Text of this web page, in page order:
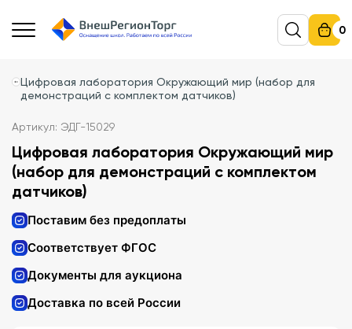
0
Цифровая лаборатория Окружающий мир (набор для
демонстраций с комплектом датчиков)
Артикул: ЭДГ-15029
Цифровая лаборатория Окружающий мир
(набор для демонстраций с комплектом
датчиков)
Поставим без предоплаты
Соответствует ФГОС
Документы для аукциона
Доставка по всей России